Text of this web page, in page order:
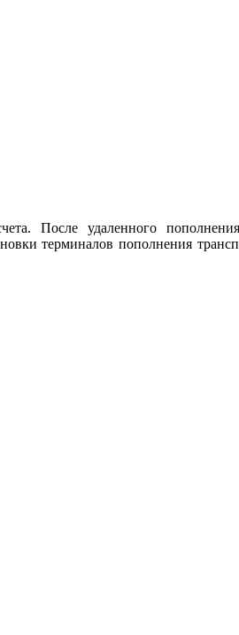
После удаленного
терминалов пополнения